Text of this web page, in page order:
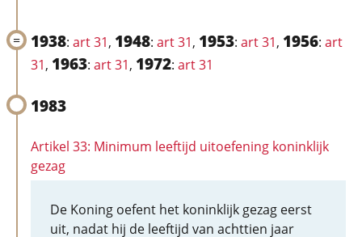
1938: art 31, 1948: art 31, 1953: art 31, 1956: art
31, 1963: art 31, 1972: art 31
1983
Artikel 33: Minimum leeftijd uitoefening koninklijk
gezag
De Koning oefent het koninklijk gezag eerst
uit, nadat hij de leeftijd van achttien jaar